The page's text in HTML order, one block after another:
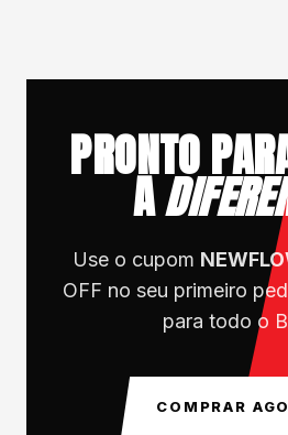
PRONTO
A
Use o cupom
OFF no seu primeiro
para todo o
COMPRAR